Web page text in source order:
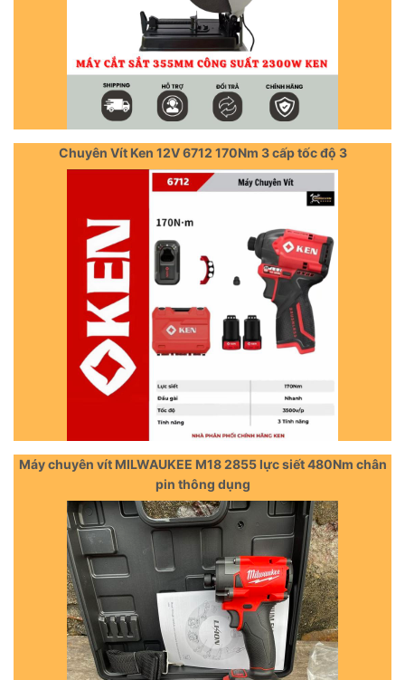
Chuyên Vít Ken 12V 6712 170Nm 3 cấp tốc độ 3
Máy chuyên vít MILWAUKEE M18 2855 lực siết 480Nm chân
pin thông dụng